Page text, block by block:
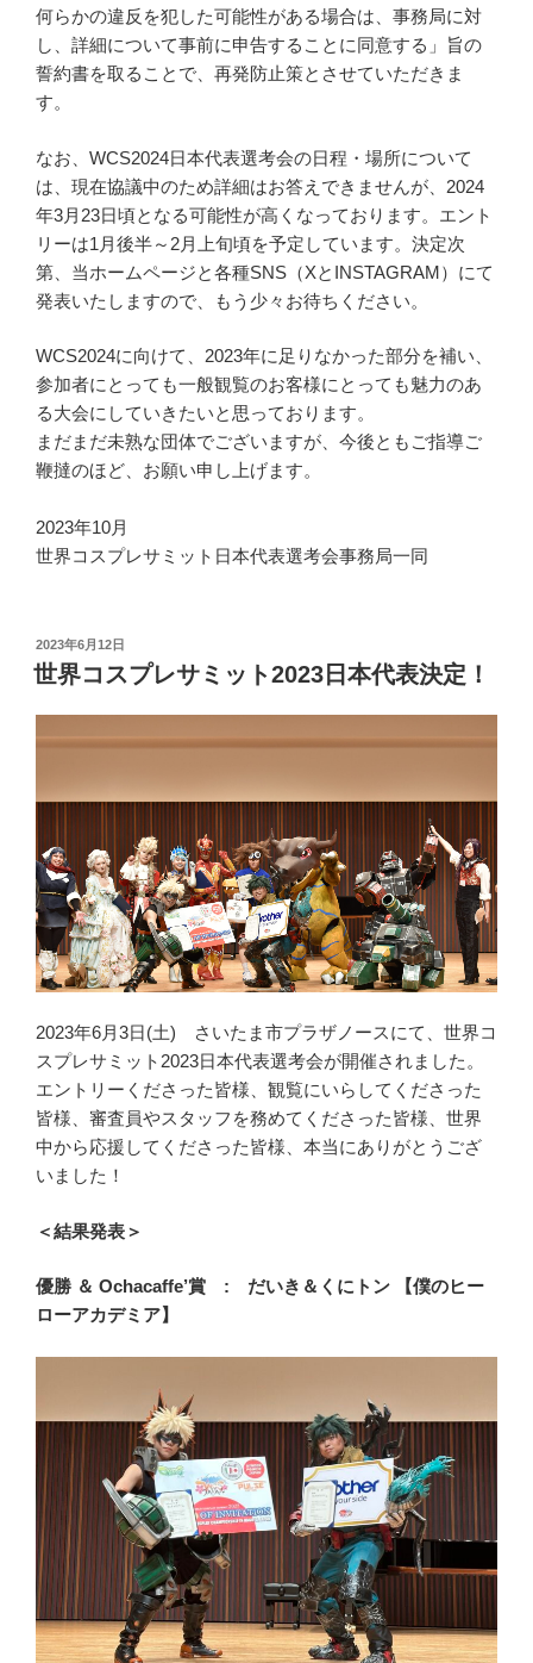
何らかの違反を犯した可能性がある場合は、事務局に対
し、詳細について事前に申告することに同意する」旨の
誓約書を取ることで、再発防止策とさせていただきま
す。
なお、WCS2024日本代表選考会の日程・場所について
は、現在協議中のため詳細はお答えできませんが、2024
年3月23日頃となる可能性が高くなっております。エント
リーは1月後半～2月上旬頃を予定しています。決定次
第、当ホームページと各種SNS（XとINSTAGRAM）にて
発表いたしますので、もう少々お待ちください。
WCS2024に向けて、2023年に足りなかった部分を補い、
参加者にとっても一般観覧のお客様にとっても魅力のあ
る大会にしていきたいと思っております。
まだまだ未熟な団体でございますが、今後ともご指導ご
鞭撻のほど、お願い申し上げます。
2023年10月
世界コスプレサミット日本代表選考会事務局一同
投
稿
日:
2023年6月12日
世界コスプレサミット2023日本代表決定！
2023年6月3日(土) さいたま市プラザノースにて、世界コ
スプレサミット2023日本代表選考会が開催されました。
エントリーくださった皆様、観覧にいらしてくださった
皆様、審査員やスタッフを務めてくださった皆様、世界
中から応援してくださった皆様、本当にありがとうござ
いました！
＜結果発表＞
優勝 ＆ Ochacaffe’賞 : だいき＆くにトン 【僕のヒー
ローアカデミア】